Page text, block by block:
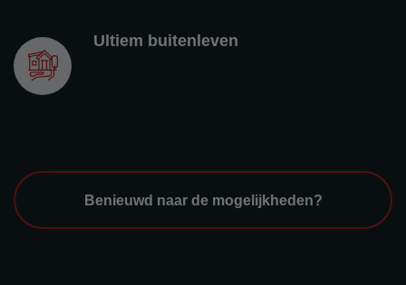
Ultiem buitenleven
Benieuwd naar de mogelijkheden?